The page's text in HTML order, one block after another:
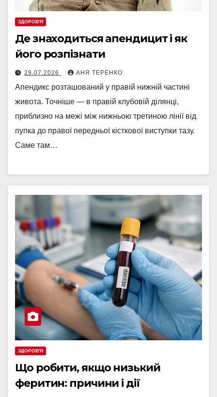
ЗДОРОВ'Я
Де знаходиться апендицит і як
його розпізнати
29.07.2026 АНЯ ТЕРЕНКО
Апендикс розташований у правій нижній частині
живота. Точніше — в правій клубовій ділянці,
приблизно на межі між нижньою третиною лінії від
пупка до правої передньої кісткової виступки тазу.
Саме там…
ЗДОРОВ'Я
Що робити, якщо низький
феритин: причини і дії